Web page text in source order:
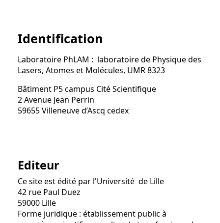
Identification
Laboratoire PhLAM : laboratoire de Physique des
Lasers, Atomes et Molécules, UMR 8323
Bâtiment P5 campus Cité Scientifique
2 Avenue Jean Perrin
59655 Villeneuve d’Ascq cedex
Editeur
Ce site est édité par l'Université de Lille
42 rue Paul Duez
59000 Lille
Forme juridique : établissement public à